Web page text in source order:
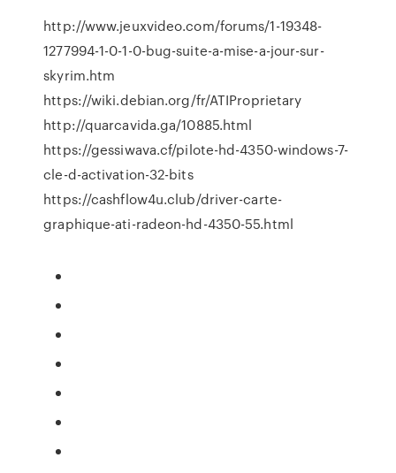
http://www.jeuxvideo.com/forums/1-19348-
1277994-1-0-1-0-bug-suite-a-mise-a-jour-sur-
skyrim.htm
https://wiki.debian.org/fr/ATIProprietary
http://quarcavida.ga/10885.html
https://gessiwava.cf/pilote-hd-4350-windows-7-
cle-d-activation-32-bits
https://cashflow4u.club/driver-carte-
graphique-ati-radeon-hd-4350-55.html